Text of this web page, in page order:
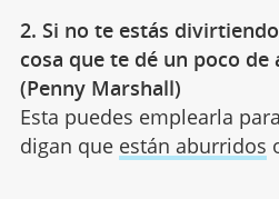
2. Si no te estás
cosa que te dé un poco de
(Penny Marshall)
Esta puedes emplearla
digan que están aburridos